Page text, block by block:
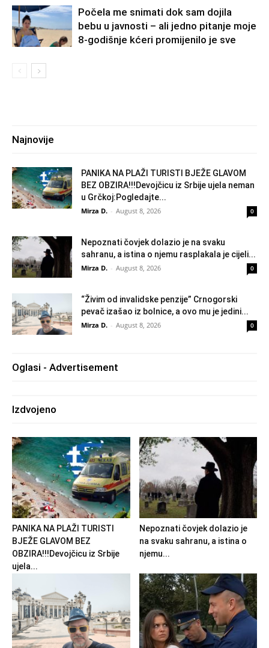
Počela me snimati dok sam dojila
bebu u javnosti – ali jedno pitanje moje
8-godišnje kćeri promijenilo je sve
Najnovije
PANIKA NA PLAŽI TURISTI BJEŽE GLAVOM
BEZ OBZIRA!!!Devojčicu iz Srbije ujela neman
u Grčkoj:Pogledajte...
Mirza D. - August 8, 2026 0
Nepoznati čovjek dolazio je na svaku
sahranu, a istina o njemu rasplakala je cijeli...
Mirza D. - August 8, 2026 0
“Živim od invalidske penzije” Crnogorski
pevač izašao iz bolnice, a ovo mu je jedini...
Mirza D. - August 8, 2026 0
Oglasi - Advertisement
Izdvojeno
PANIKA NA PLAŽI TURISTI
BJEŽE GLAVOM BEZ
OBZIRA!!!Devojčicu iz Srbije
ujela...
Nepoznati čovjek dolazio je
na svaku sahranu, a istina o
njemu...